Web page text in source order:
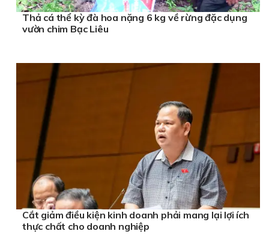
Thả cá thể kỳ đà hoa nặng 6 kg về rừng đặc dụng
vườn chim Bạc Liêu
Cắt giảm điều kiện kinh doanh phải mang lại lợi ích
thực chất cho doanh nghiệp